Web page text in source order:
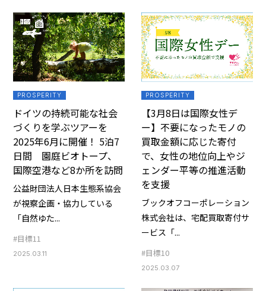
PROSPERITY
ドイツの持続可能な社会
づくりを学ぶツアーを
2025年6月に開催！ 5泊7
日間 園庭ビオトープ、
国際空港など8か所を訪問
公益財団法人日本生態系協会
が視察企画・協力している
「自然ゆた...
#目標11
2025.03.11
PROSPERITY
【3月8日は国際女性デ
ー】不要になったモノの
買取金額に応じた寄付
で、女性の地位向上やジ
ェンダー平等の推進活動
を支援
ブックオフコーポレーション
株式会社は、宅配買取寄付サ
ービス「...
#目標10
2025.03.07